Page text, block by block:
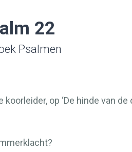
22
Psalmen
op ‘De hinde van de